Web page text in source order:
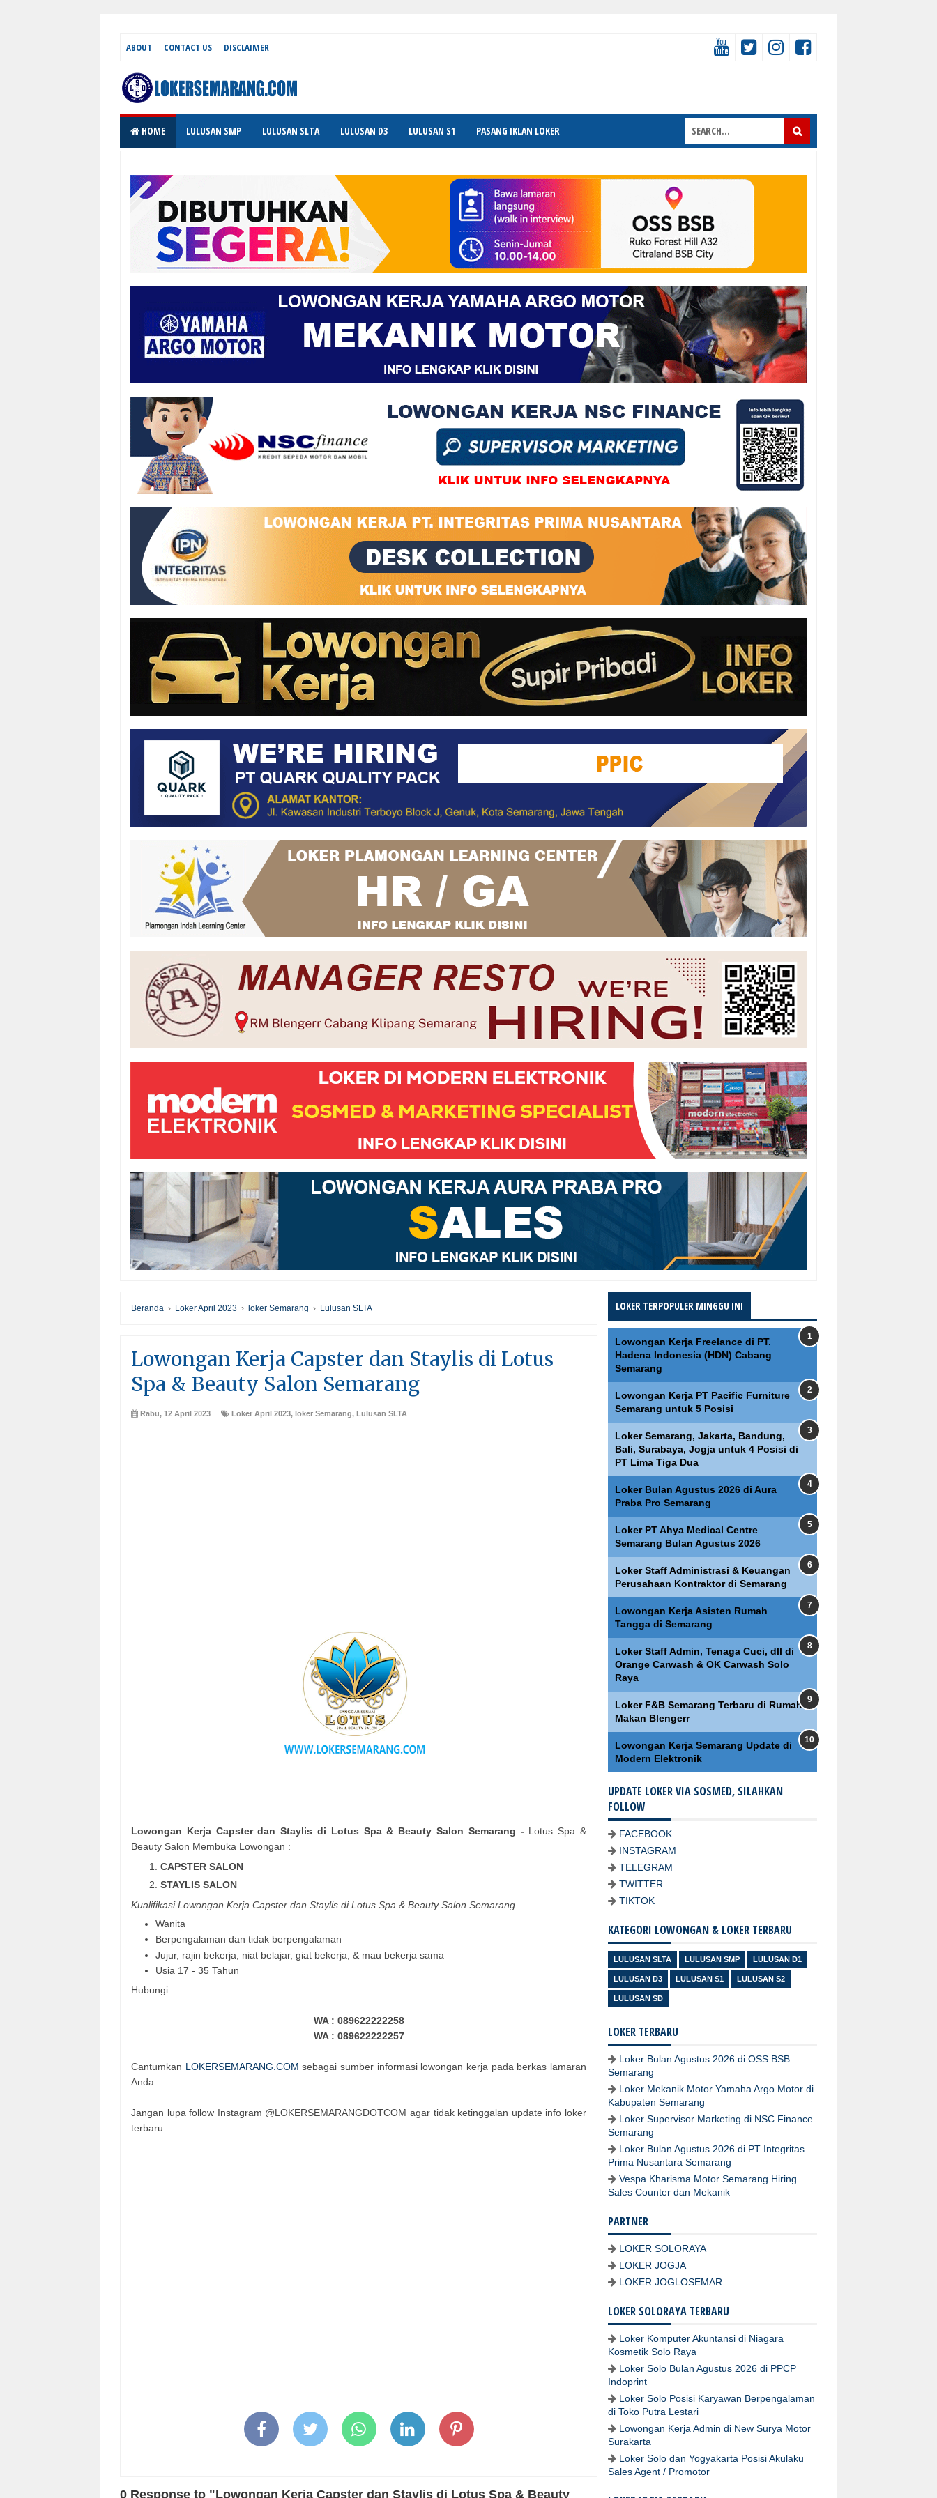
ABOUT CONTACT US DISCLAIMER
HOME LULUSAN SMP LULUSAN SLTA LULUSAN D3 LULUSAN S1 PASANG IKLAN LOKER
Beranda › Loker April 2023 › loker Semarang › Lulusan SLTA
Lowongan Kerja Capster dan Staylis di Lotus
Spa & Beauty Salon Semarang
Rabu, 12 April 2023 Loker April 2023, loker Semarang, Lulusan SLTA
Lowongan Kerja Capster dan Staylis di Lotus Spa & Beauty Salon Semarang - Lotus Spa &
Beauty Salon Membuka Lowongan :
CAPSTER SALON
STAYLIS SALON
Kualifikasi Lowongan Kerja Capster dan Staylis di Lotus Spa & Beauty Salon Semarang
Wanita
Berpengalaman dan tidak berpengalaman
Jujur, rajin bekerja, niat belajar, giat bekerja, & mau bekerja sama
Usia 17 - 35 Tahun
Hubungi :
WA : 089622222258
WA : 089622222257
Cantumkan LOKERSEMARANG.COM sebagai sumber informasi lowongan kerja pada berkas lamaran
Anda
Jangan lupa follow Instagram @LOKERSEMARANGDOTCOM agar tidak ketinggalan update info loker
terbaru
0 Response to "Lowongan Kerja Capster dan Staylis di Lotus Spa & Beauty
LOKER TERPOPULER MINGGU INI
Lowongan Kerja Freelance di PT.
Hadena Indonesia (HDN) Cabang
Semarang
Lowongan Kerja PT Pacific Furniture
Semarang untuk 5 Posisi
Loker Semarang, Jakarta, Bandung,
Bali, Surabaya, Jogja untuk 4 Posisi di
PT Lima Tiga Dua
Loker Bulan Agustus 2026 di Aura
Praba Pro Semarang
Loker PT Ahya Medical Centre
Semarang Bulan Agustus 2026
Loker Staff Administrasi & Keuangan
Perusahaan Kontraktor di Semarang
Lowongan Kerja Asisten Rumah
Tangga di Semarang
Loker Staff Admin, Tenaga Cuci, dll di
Orange Carwash & OK Carwash Solo
Raya
Loker F&B Semarang Terbaru di Rumah
Makan Blengerr
Lowongan Kerja Semarang Update di
Modern Elektronik
UPDATE LOKER VIA SOSMED, SILAHKAN
FOLLOW
FACEBOOK
INSTAGRAM
TELEGRAM
TWITTER
TIKTOK
KATEGORI LOWONGAN & LOKER TERBARU
LULUSAN SLTA LULUSAN SMP LULUSAN D1
LULUSAN D3 LULUSAN S1 LULUSAN S2
LULUSAN SD
LOKER TERBARU
Loker Bulan Agustus 2026 di OSS BSB
Semarang
Loker Mekanik Motor Yamaha Argo Motor di
Kabupaten Semarang
Loker Supervisor Marketing di NSC Finance
Semarang
Loker Bulan Agustus 2026 di PT Integritas
Prima Nusantara Semarang
Vespa Kharisma Motor Semarang Hiring
Sales Counter dan Mekanik
PARTNER
LOKER SOLORAYA
LOKER JOGJA
LOKER JOGLOSEMAR
LOKER SOLORAYA TERBARU
Loker Komputer Akuntansi di Niagara
Kosmetik Solo Raya
Loker Solo Bulan Agustus 2026 di PPCP
Indoprint
Loker Solo Posisi Karyawan Berpengalaman
di Toko Putra Lestari
Lowongan Kerja Admin di New Surya Motor
Surakarta
Loker Solo dan Yogyakarta Posisi Akulaku
Sales Agent / Promotor